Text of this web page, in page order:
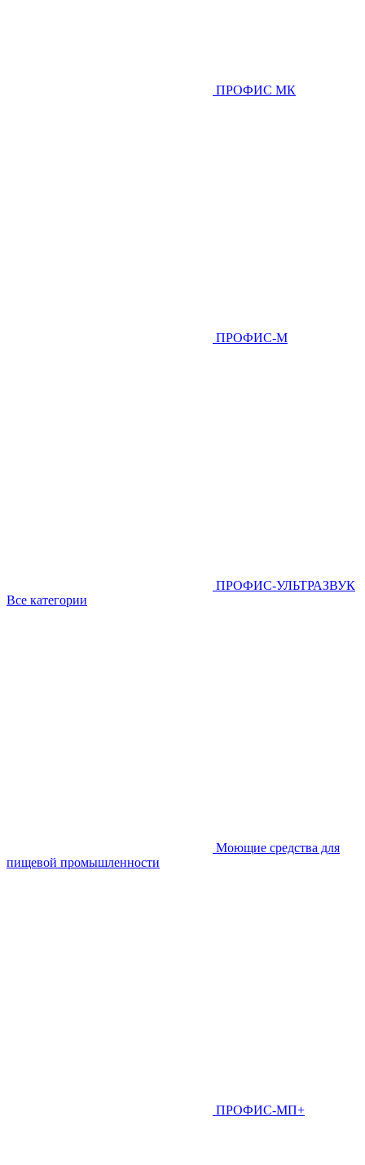
ПРОФИС МК
ПРОФИС-М
ПРОФИС-УЛЬТРАЗВУК
Все категории
Моющие средства для
пищевой промышленности
ПРОФИС-МП+